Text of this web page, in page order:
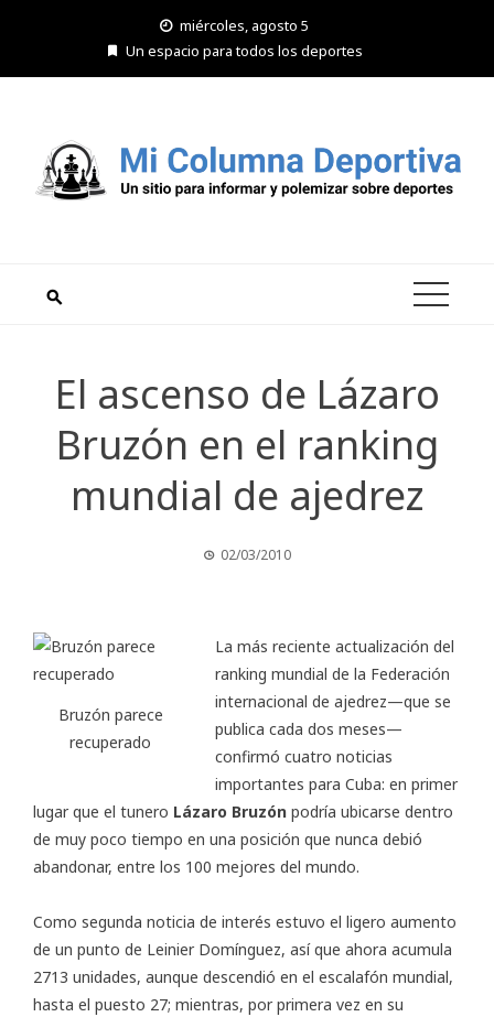
miércoles, agosto 5
Un espacio para todos los deportes
El ascenso de Lázaro
Bruzón en el ranking
mundial de ajedrez
02/03/2010
Bruzón parece
recuperado
La más reciente actualización del
ranking mundial de la Federación
internacional de ajedrez—que se
publica cada dos meses—
confirmó cuatro noticias
importantes para Cuba: en primer
lugar que el tunero Lázaro Bruzón podría ubicarse dentro
de muy poco tiempo en una posición que nunca debió
abandonar, entre los 100 mejores del mundo.
Como segunda noticia de interés estuvo el ligero aumento
de un punto de Leinier Domínguez, así que ahora acumula
2713 unidades, aunque descendió en el escalafón mundial,
hasta el puesto 27; mientras, por primera vez en su